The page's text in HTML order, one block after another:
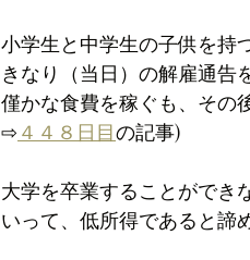
小学生と中学生の子供を持
きなり（当日）の解雇通告
僅かな食費を稼ぐも、その
⇨ ４４８日目の記事)
大学を卒業することができ
いって、低所得であると諦